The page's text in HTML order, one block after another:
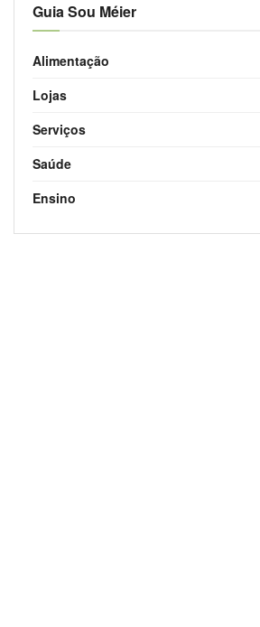
Guia Sou Méier
Alimentação
Lojas
Serviços
Saúde
Ensino